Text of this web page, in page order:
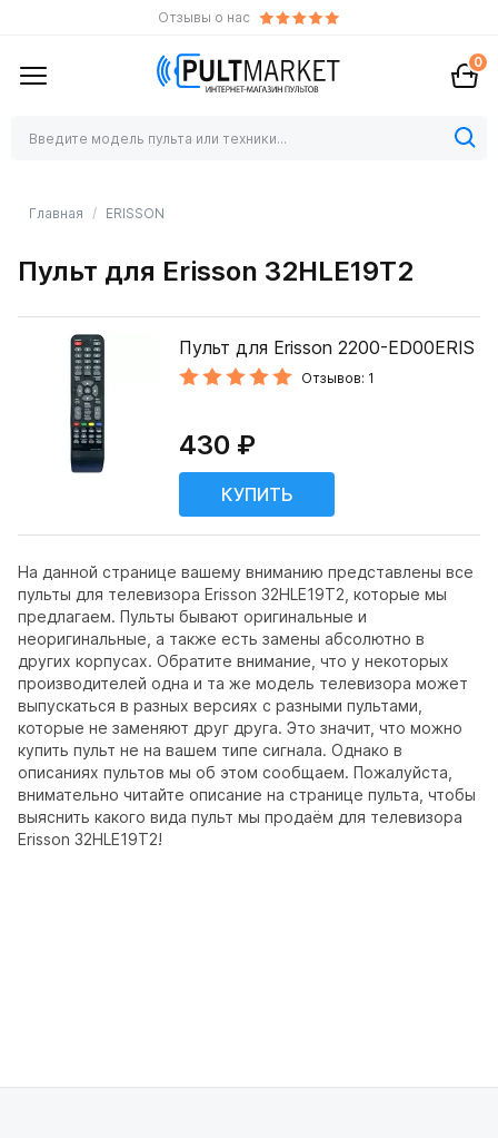
Отзывы о нас
0
Главная ERISSON
Пульт для Erisson 32HLE19T2
На данной странице вашему вниманию представлены все
пульты для телевизора Erisson 32HLE19T2, которые мы
предлагаем. Пульты бывают оригинальные и
неоригинальные, а также есть замены абсолютно в
других корпусах. Обратите внимание, что у некоторых
производителей одна и та же модель телевизора может
выпускаться в разных версиях с разными пультами,
которые не заменяют друг друга. Это значит, что можно
купить пульт не на вашем типе сигнала. Однако в
описаниях пультов мы об этом сообщаем. Пожалуйста,
внимательно читайте описание на странице пульта, чтобы
выяснить какого вида пульт мы продаём для телевизора
Erisson 32HLE19T2!
Пульт для Erisson 2200-ED00ERIS
Отзывов: 1
430 ₽